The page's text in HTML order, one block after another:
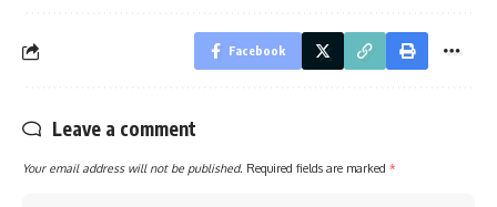
Facebook
Leave a comment
Your email address will not be published. Required fields are marked *